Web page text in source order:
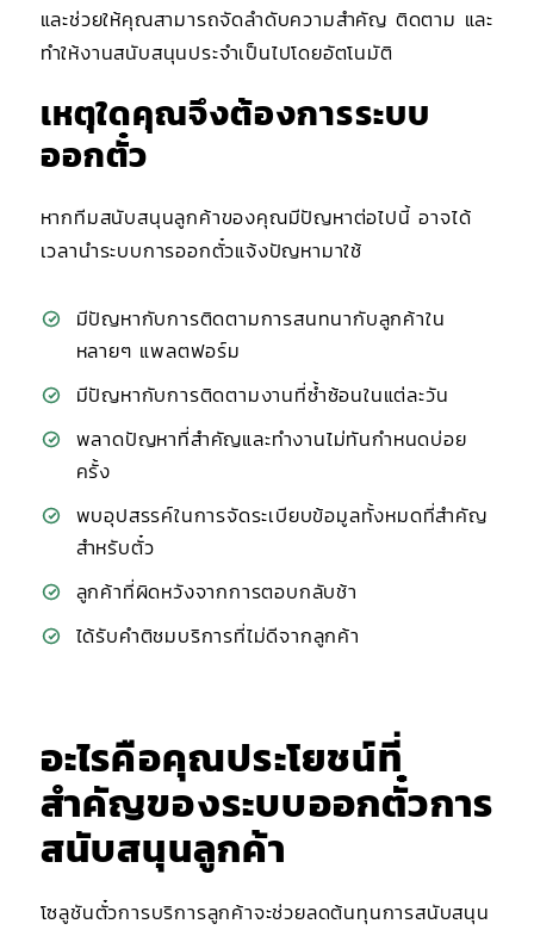
และช่วยให้คุณสามารถจัดลำดับความสำคัญ ติดตาม และ
ทำให้งานสนับสนุนประจำเป็นไปโดยอัตโนมัติ
เหตุใดคุณจึงต้องการระบบ
ออกตั๋ว
หากทีมสนับสนุนลูกค้าของคุณมีปัญหาต่อไปนี้ อาจได้
เวลานำระบบการออกตั๋วแจ้งปัญหามาใช้
มีปัญหากับการติดตามการสนทนากับลูกค้าใน
หลายๆ แพลตฟอร์ม
มีปัญหากับการติดตามงานที่ซ้ำซ้อนในแต่ละวัน
พลาดปัญหาที่สำคัญและทำงานไม่ทันกำหนดบ่อย
ครั้ง
พบอุปสรรค์ในการจัดระเบียบข้อมูลทั้งหมดที่สำคัญ
สำหรับตั๋ว
ลูกค้าที่ผิดหวังจากการตอบกลับช้า
ได้รับคำติชมบริการที่ไม่ดีจากลูกค้า
อะไรคือคุณประโยชน์ที่
สำคัญของระบบออกตั๋วการ
สนับสนุนลูกค้า
โซลูชันตั๋วการบริการลูกค้าจะช่วยลดต้นทุนการสนับสนุน